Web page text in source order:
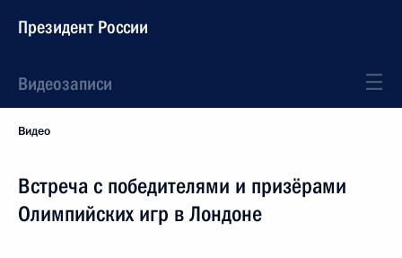
Президент России
Видеозаписи
Видео
Встреча с победителями и призёрами
Олимпийских игр в Лондоне